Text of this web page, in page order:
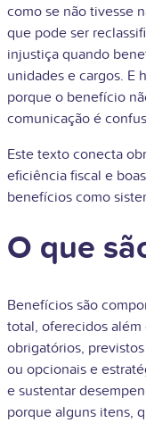
como se não tivesse
que pode ser
injustiça quando
unidades e cargos. E
porque o benefício
comunicação é
Este texto conecta
eficiência fiscal e
benefícios como
O que
Benefícios são
total, oferecidos além
obrigatórios,
ou opcionais e
e sustentar
porque alguns itens,